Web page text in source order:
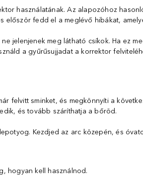
használatának. Az alapozóhoz
fedd el a meglévő hibákat,
jelenjenek meg látható csíkok. Ha ez
a gyűrűsujjadat a korrektor
sminket, és megkönnyíti a
és tovább száríthatja a bőröd.
Kezdjed az arc közepén, és
hogyan kell használnod.